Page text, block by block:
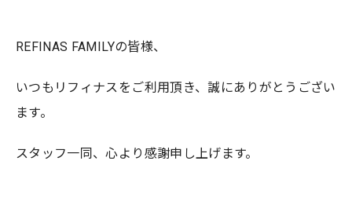
REFINAS FAMILYの皆様、
いつもリフィナスをご利用頂き、誠にありがとうござい
ます。
スタッフ一同、心より感謝申し上げます。